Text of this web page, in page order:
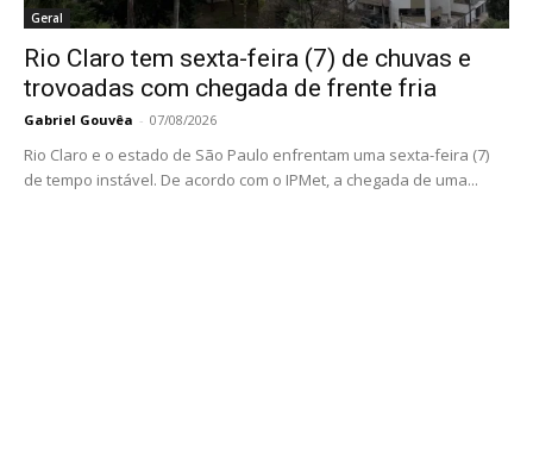
Geral
Rio Claro tem sexta-feira (7) de chuvas e
trovoadas com chegada de frente fria
Gabriel Gouvêa - 07/08/2026
Rio Claro e o estado de São Paulo enfrentam uma sexta-feira (7)
de tempo instável. De acordo com o IPMet, a chegada de uma...